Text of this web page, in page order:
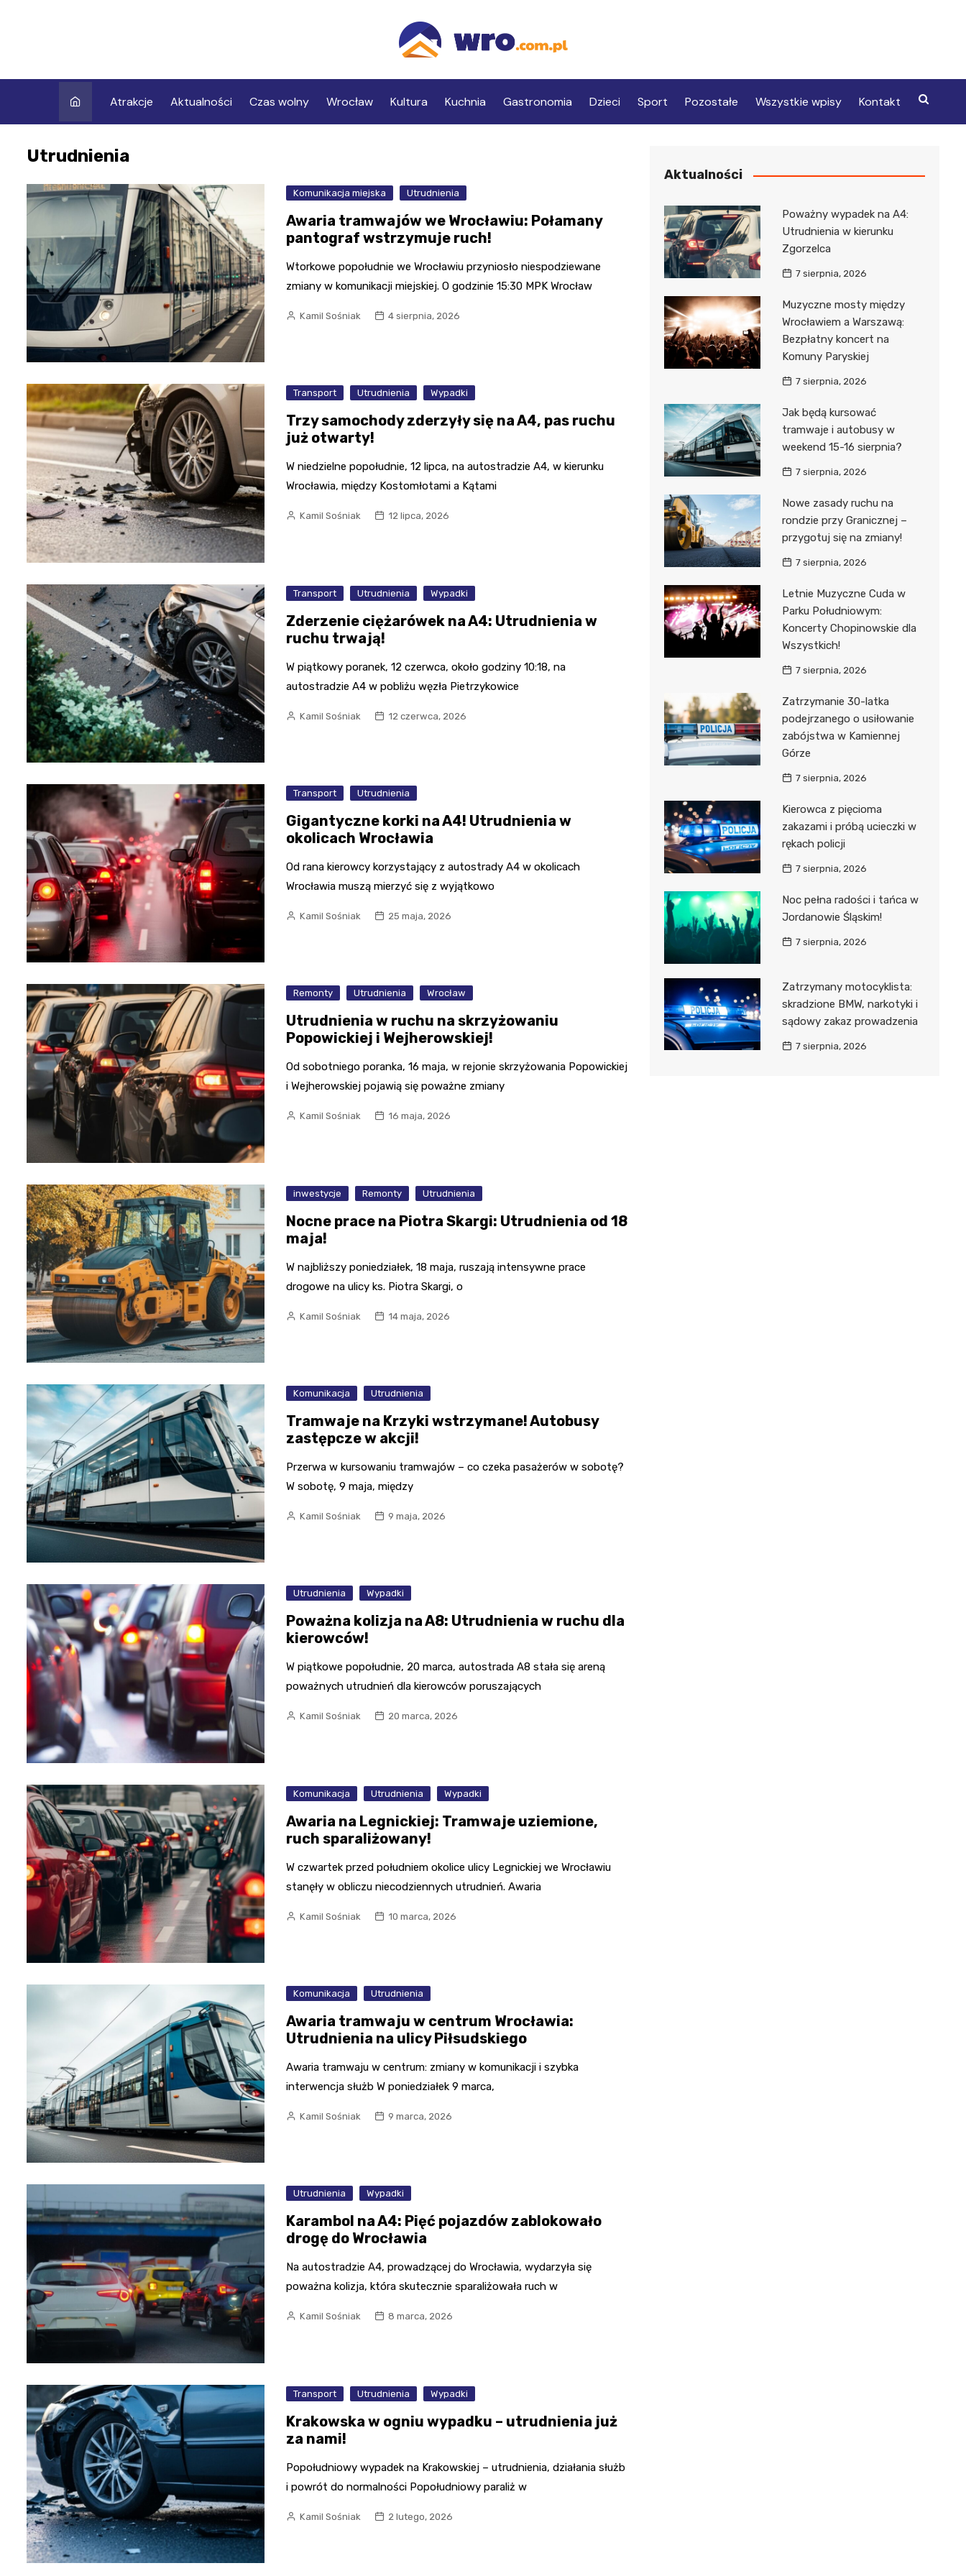
Atrakcje Aktualności Czas wolny Wrocław Kultura Kuchnia Gastronomia Dzieci Sport Pozostałe Wszystkie wpisy Kontakt
Utrudnienia
Komunikacja miejska Utrudnienia
Awaria tramwajów we Wrocławiu: Połamany
pantograf wstrzymuje ruch!
Wtorkowe popołudnie we Wrocławiu przyniosło niespodziewane
zmiany w komunikacji miejskiej. O godzinie 15:30 MPK Wrocław
Kamil Sośniak 4 sierpnia, 2026
Transport Utrudnienia Wypadki
Trzy samochody zderzyły się na A4, pas ruchu
już otwarty!
W niedzielne popołudnie, 12 lipca, na autostradzie A4, w kierunku
Wrocławia, między Kostomłotami a Kątami
Kamil Sośniak 12 lipca, 2026
Transport Utrudnienia Wypadki
Zderzenie ciężarówek na A4: Utrudnienia w
ruchu trwają!
W piątkowy poranek, 12 czerwca, około godziny 10:18, na
autostradzie A4 w pobliżu węzła Pietrzykowice
Kamil Sośniak 12 czerwca, 2026
Transport Utrudnienia
Gigantyczne korki na A4! Utrudnienia w
okolicach Wrocławia
Od rana kierowcy korzystający z autostrady A4 w okolicach
Wrocławia muszą mierzyć się z wyjątkowo
Kamil Sośniak 25 maja, 2026
Remonty Utrudnienia Wrocław
Utrudnienia w ruchu na skrzyżowaniu
Popowickiej i Wejherowskiej!
Od sobotniego poranka, 16 maja, w rejonie skrzyżowania Popowickiej
i Wejherowskiej pojawią się poważne zmiany
Kamil Sośniak 16 maja, 2026
inwestycje Remonty Utrudnienia
Nocne prace na Piotra Skargi: Utrudnienia od 18
maja!
W najbliższy poniedziałek, 18 maja, ruszają intensywne prace
drogowe na ulicy ks. Piotra Skargi, o
Kamil Sośniak 14 maja, 2026
Komunikacja Utrudnienia
Tramwaje na Krzyki wstrzymane! Autobusy
zastępcze w akcji!
Przerwa w kursowaniu tramwajów – co czeka pasażerów w sobotę?
W sobotę, 9 maja, między
Kamil Sośniak 9 maja, 2026
Utrudnienia Wypadki
Poważna kolizja na A8: Utrudnienia w ruchu dla
kierowców!
W piątkowe popołudnie, 20 marca, autostrada A8 stała się areną
poważnych utrudnień dla kierowców poruszających
Kamil Sośniak 20 marca, 2026
Komunikacja Utrudnienia Wypadki
Awaria na Legnickiej: Tramwaje uziemione,
ruch sparaliżowany!
W czwartek przed południem okolice ulicy Legnickiej we Wrocławiu
stanęły w obliczu niecodziennych utrudnień. Awaria
Kamil Sośniak 10 marca, 2026
Komunikacja Utrudnienia
Awaria tramwaju w centrum Wrocławia:
Utrudnienia na ulicy Piłsudskiego
Awaria tramwaju w centrum: zmiany w komunikacji i szybka
interwencja służb W poniedziałek 9 marca,
Kamil Sośniak 9 marca, 2026
Utrudnienia Wypadki
Karambol na A4: Pięć pojazdów zablokowało
drogę do Wrocławia
Na autostradzie A4, prowadzącej do Wrocławia, wydarzyła się
poważna kolizja, która skutecznie sparaliżowała ruch w
Kamil Sośniak 8 marca, 2026
Transport Utrudnienia Wypadki
Krakowska w ogniu wypadku – utrudnienia już
za nami!
Popołudniowy wypadek na Krakowskiej – utrudnienia, działania służb
i powrót do normalności Popołudniowy paraliż w
Kamil Sośniak 2 lutego, 2026
Aktualności
Poważny wypadek na A4:
Utrudnienia w kierunku
Zgorzelca
7 sierpnia, 2026
Muzyczne mosty między
Wrocławiem a Warszawą:
Bezpłatny koncert na
Komuny Paryskiej
7 sierpnia, 2026
Jak będą kursować
tramwaje i autobusy w
weekend 15-16 sierpnia?
7 sierpnia, 2026
Nowe zasady ruchu na
rondzie przy Granicznej –
przygotuj się na zmiany!
7 sierpnia, 2026
Letnie Muzyczne Cuda w
Parku Południowym:
Koncerty Chopinowskie dla
Wszystkich!
7 sierpnia, 2026
Zatrzymanie 30-latka
podejrzanego o usiłowanie
zabójstwa w Kamiennej
Górze
7 sierpnia, 2026
Kierowca z pięcioma
zakazami i próbą ucieczki w
rękach policji
7 sierpnia, 2026
Noc pełna radości i tańca w
Jordanowie Śląskim!
7 sierpnia, 2026
Zatrzymany motocyklista:
skradzione BMW, narkotyki i
sądowy zakaz prowadzenia
7 sierpnia, 2026